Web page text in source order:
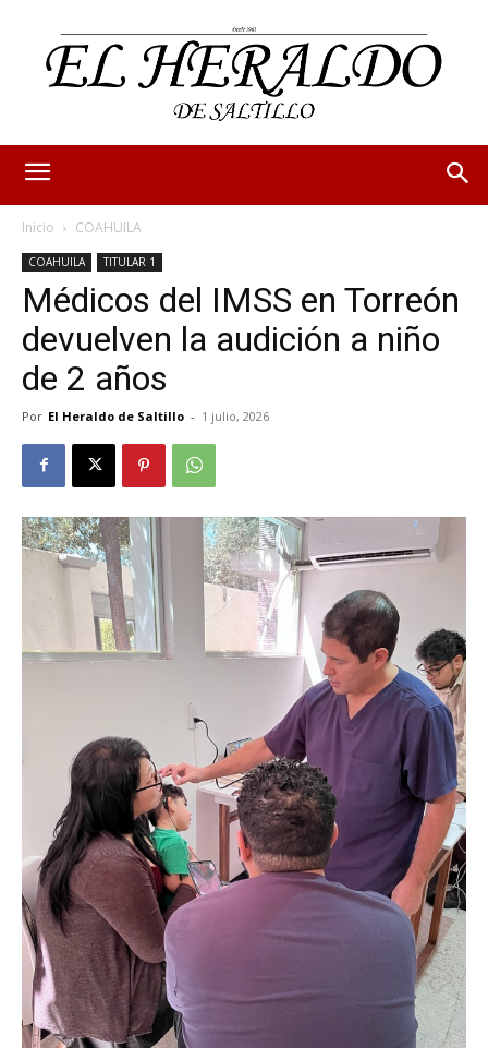
Inicio COAHUILA
COAHUILA TITULAR 1
Médicos del IMSS en Torreón
devuelven la audición a niño
de 2 años
Por El Heraldo de Saltillo - 1 julio, 2026